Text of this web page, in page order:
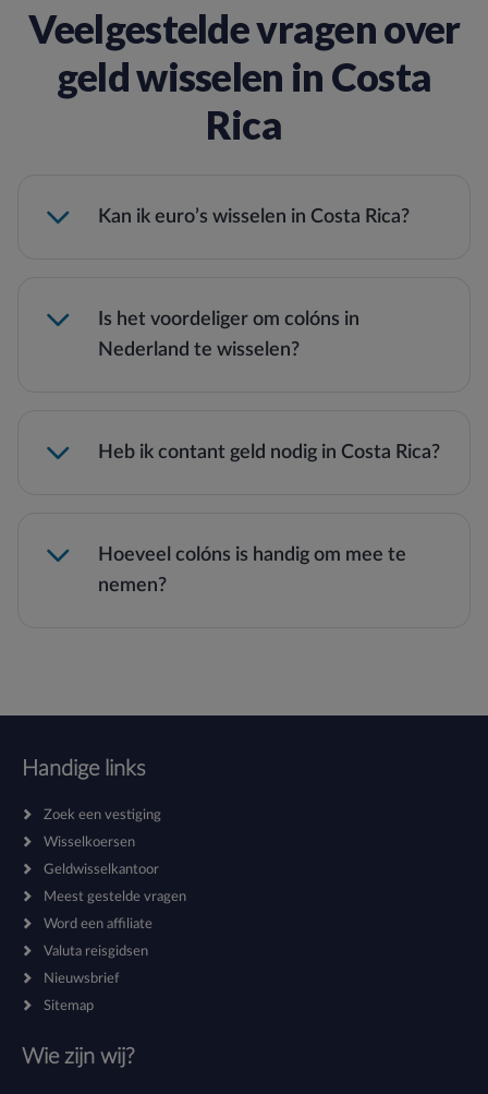
Veelgestelde vragen over
geld wisselen in Costa
Rica
Kan ik euro’s wisselen in Costa Rica?
Is het voordeliger om colóns in
Nederland te wisselen?
Heb ik contant geld nodig in Costa Rica?
Hoeveel colóns is handig om mee te
nemen?
Handige links
Zoek een vestiging
Wisselkoersen
Geldwisselkantoor
Meest gestelde vragen
Word een affiliate
Valuta reisgidsen
Nieuwsbrief
Sitemap
Wie zijn wij?